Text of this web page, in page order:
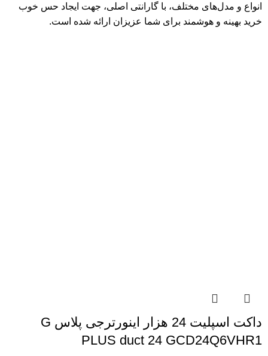
انواع و مدل‌های مختلف، با گارانتی اصلی، جهت ایجاد حس خوب
خرید بهینه و هوشمند برای شما عزیزان ارائه شده است.
داکت اسپلیت 24 هزار اینورترجی پلاس G
PLUS duct 24 GCD24Q6VHR1